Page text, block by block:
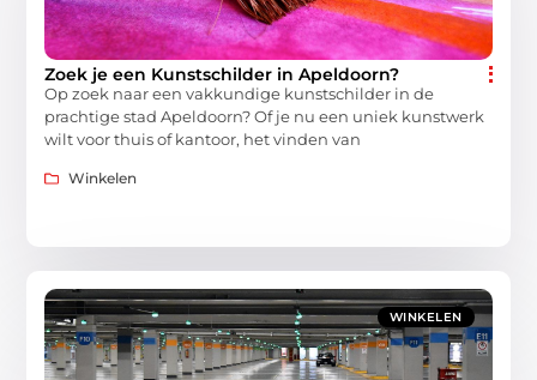
Zoek je een Kunstschilder in Apeldoorn?
Op zoek naar een vakkundige kunstschilder in de
prachtige stad Apeldoorn? Of je nu een uniek kunstwerk
wilt voor thuis of kantoor, het vinden van
Winkelen
WINKELEN